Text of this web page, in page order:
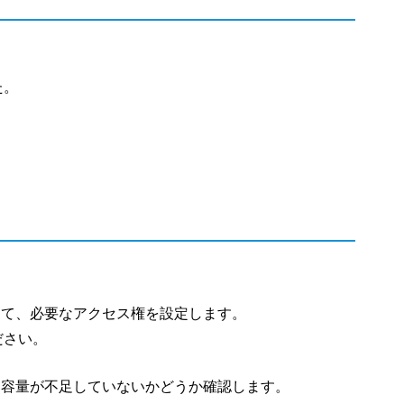
、必要なアクセス権を設定します。
い。
量が不足していないかどうか確認します。